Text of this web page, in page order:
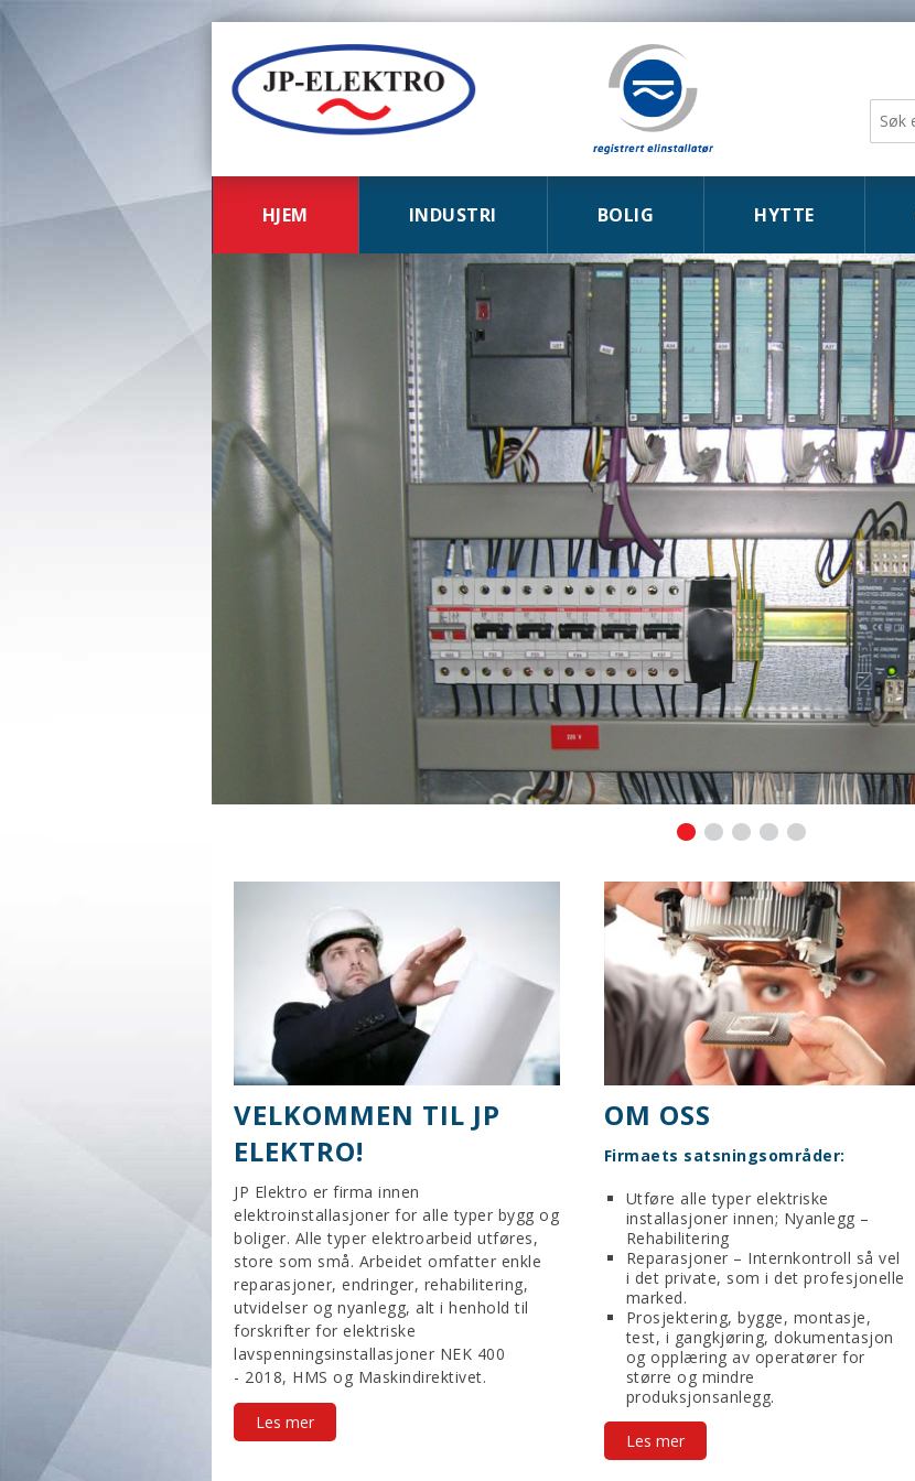
HJEM INDUSTRI BOLIG HYTTE
1 2 3 4 5
VELKOMMEN TIL JP
ELEKTRO!
JP Elektro er firma innen
elektroinstallasjoner for alle typer bygg og
boliger. Alle typer elektroarbeid utføres,
store som små. Arbeidet omfatter enkle
reparasjoner, endringer, rehabilitering,
utvidelser og nyanlegg, alt i henhold til
forskrifter for elektriske
lavspenningsinstallasjoner NEK 400
- 2018, HMS og Maskindirektivet.
Les mer
OM OSS
Firmaets satsningsområder:
Utføre alle typer elektriske
installasjoner innen; Nyanlegg –
Rehabilitering
Reparasjoner – Internkontroll så vel
i det private, som i det profesjonelle
marked.
Prosjektering, bygge, montasje,
test, i gangkjøring, dokumentasjon
og opplæring av operatører for
større og mindre
produksjonsanlegg.
Les mer